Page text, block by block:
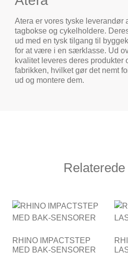
Atera er vores tyske leverandør
tagbokse og cykelholdere.
ud med en tysk tilgang til
for at være i en særklasse. Ud
kvalitet leveres deres produkter
fabrikken, hvilket gør det nemt
ud og montere dem.
RHINO IMPACTSTEP
MED BAK-SENSORER